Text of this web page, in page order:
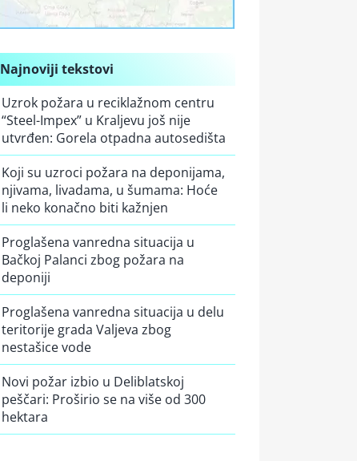
Najnoviji tekstovi
Uzrok požara u reciklažnom centru
“Steel-Impex” u Kraljevu još nije
utvrđen: Gorela otpadna autosedišta
Koji su uzroci požara na deponijama,
njivama, livadama, u šumama: Hoće
li neko konačno biti kažnjen
Proglašena vanredna situacija u
Bačkoj Palanci zbog požara na
deponiji
Proglašena vanredna situacija u delu
teritorije grada Valjeva zbog
nestašice vode
Novi požar izbio u Deliblatskoj
peščari: Proširio se na više od 300
hektara